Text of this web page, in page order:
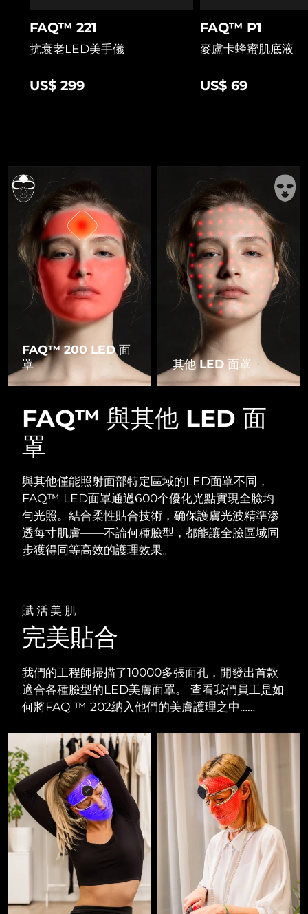
FAQ™ 221
抗衰老LED美手儀
US$ 299
FAQ™ P1
麥盧卡蜂蜜肌底液
US$ 69
FAQ™ 200 LED 面
罩
其他 LED 面罩
FAQ™ 與其他 LED 面
罩
與其他僅能照射面部特定區域的LED面罩不同，
FAQ™ LED面罩通過600个優化光點實現全臉均
勻光照。結合柔性貼合技術，确保護膚光波精準滲
透每寸肌膚——不論何種臉型，都能讓全臉區域同
步獲得同等高效的護理效果。
賦活美肌
完美貼合
我們的工程師掃描了10000多張面孔，開發出首款
適合各種臉型的LED美膚面罩。 查看我們員工是如
何將FAQ ™ 202納入他們的美膚護理之中……